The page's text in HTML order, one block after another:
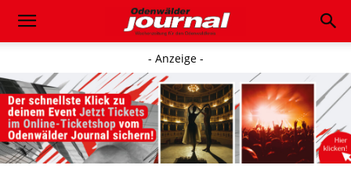
- Anzeige -